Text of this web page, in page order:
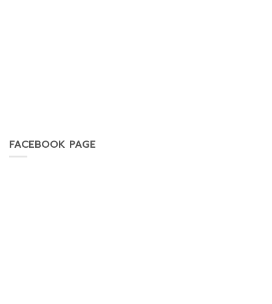
FACEBOOK PAGE